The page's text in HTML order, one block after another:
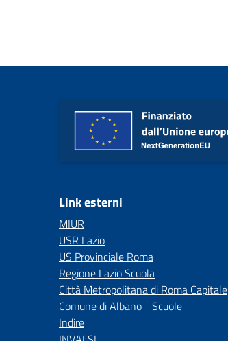
Link esterni
MIUR
USR Lazio
US Provinciale Roma
Regione Lazio Scuola
Città Metropolitana di Roma Capitale
Comune di Albano - Scuole
Indire